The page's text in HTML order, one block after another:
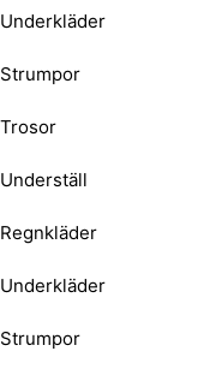
Underkläder
Strumpor
Trosor
Underställ
Regnkläder
Underkläder
Strumpor